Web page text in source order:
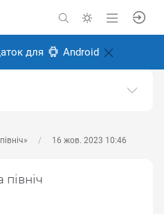
для Android
16 жов. 2023 10:46
зазнав випробувань в
та цивільним